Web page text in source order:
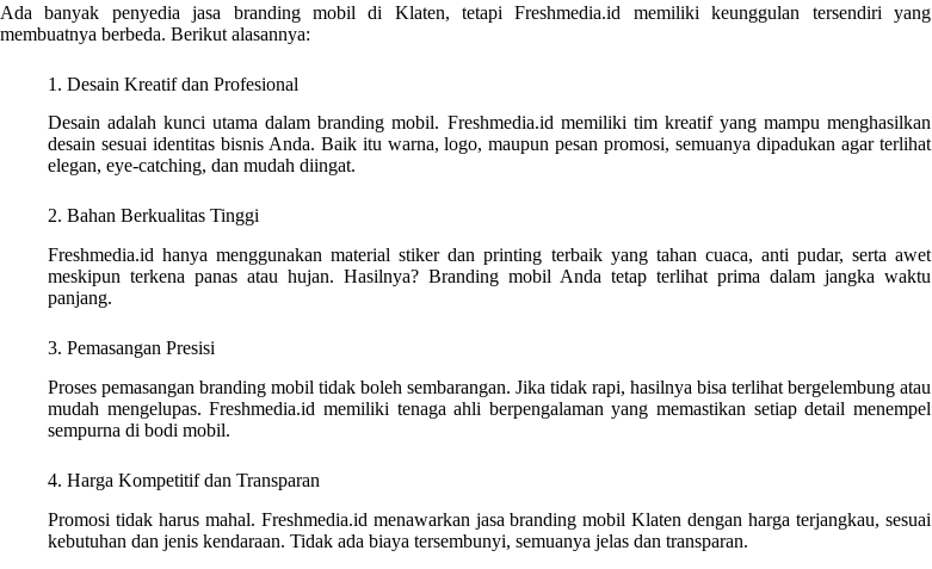
Ada banyak penyedia jasa branding mobil di Klaten, tetapi Freshmedia.id memiliki keunggulan tersendiri yang
membuatnya berbeda. Berikut alasannya:
1. Desain Kreatif dan Profesional
Desain adalah kunci utama dalam branding mobil. Freshmedia.id memiliki tim kreatif yang mampu menghasilkan
desain sesuai identitas bisnis Anda. Baik itu warna, logo, maupun pesan promosi, semuanya dipadukan agar terlihat
elegan, eye-catching, dan mudah diingat.
2. Bahan Berkualitas Tinggi
Freshmedia.id hanya menggunakan material stiker dan printing terbaik yang tahan cuaca, anti pudar, serta awet
meskipun terkena panas atau hujan. Hasilnya? Branding mobil Anda tetap terlihat prima dalam jangka waktu
panjang.
3. Pemasangan Presisi
Proses pemasangan branding mobil tidak boleh sembarangan. Jika tidak rapi, hasilnya bisa terlihat bergelembung atau
mudah mengelupas. Freshmedia.id memiliki tenaga ahli berpengalaman yang memastikan setiap detail menempel
sempurna di bodi mobil.
4. Harga Kompetitif dan Transparan
Promosi tidak harus mahal. Freshmedia.id menawarkan jasa branding mobil Klaten dengan harga terjangkau, sesuai
kebutuhan dan jenis kendaraan. Tidak ada biaya tersembunyi, semuanya jelas dan transparan.